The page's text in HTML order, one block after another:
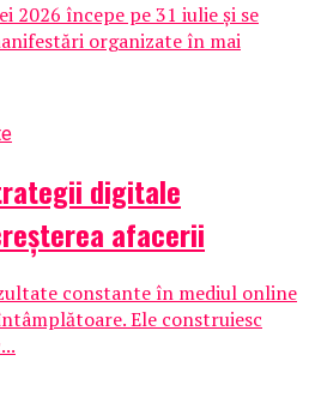
2026 începe pe 31 iulie și se
organizate în mai
digitale
afacerii
constante în mediul online
Ele construiesc